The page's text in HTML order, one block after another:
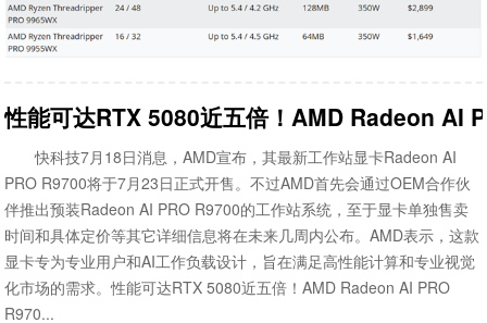
性能可达RTX 5080近五倍！AMD Radeon AI
快科技7月18日消息，AMD宣布，其最新工作站显卡Radeon AI
PRO R9700将于7月23日正式开售。不过AMD首先会通过OEM合作伙
伴推出预装Radeon AI PRO R9700的工作站系统，至于显卡单独售卖
时间和具体定价等其它详细信息将在未来几周内公布。AMD表示，这款
显卡专为专业用户和AI工作负载设计，旨在满足高性能计算和专业视觉
化市场的需求。性能可达RTX 5080近五倍！AMD Radeon AI PRO
R970...